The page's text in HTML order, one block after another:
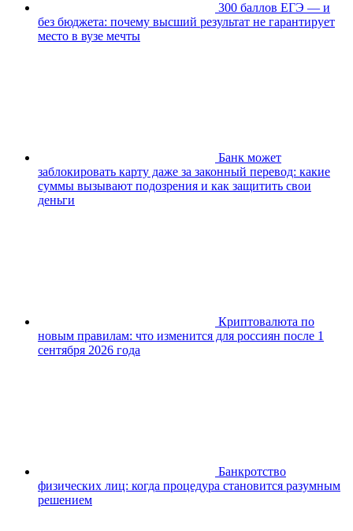
300 баллов ЕГЭ — и
без бюджета: почему высший результат не гарантирует
место в вузе мечты
Банк может
заблокировать карту даже за законный перевод: какие
суммы вызывают подозрения и как защитить свои
деньги
Криптовалюта по
новым правилам: что изменится для россиян после 1
сентября 2026 года
Банкротство
физических лиц: когда процедура становится разумным
решением